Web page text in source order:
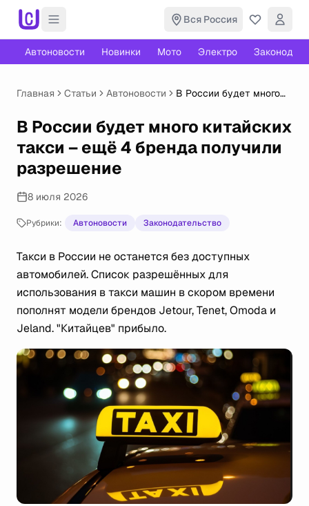
Вся Россия
Автоновости Новинки Мото Электро
Главная Статьи Автоновости
В России будет много
бренда получили
разрешение
В России будет много китайских
такси – ещё 4 бренда получили
разрешение
8 июля 2026
Рубрики: Автоновости Законодательство
Такси в России не останется без доступных
автомобилей. Список разрешённых для
использования в такси машин в скором времени
пополнят модели брендов Jetour, Tenet, Omoda и
Jeland. "Китайцев" прибыло.